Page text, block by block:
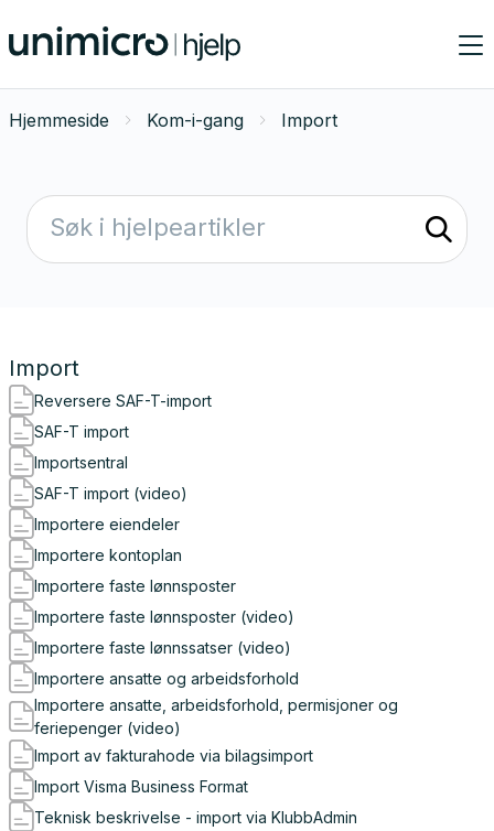
Hjemmeside Kom-i-gang Import
Import
Reversere SAF-T-import
SAF-T import
Importsentral
SAF-T import (video)
Importere eiendeler
Importere kontoplan
Importere faste lønnsposter
Importere faste lønnsposter (video)
Importere faste lønnssatser (video)
Importere ansatte og arbeidsforhold
Importere ansatte, arbeidsforhold, permisjoner og
feriepenger (video)
Import av fakturahode via bilagsimport
Import Visma Business Format
Teknisk beskrivelse - import via KlubbAdmin